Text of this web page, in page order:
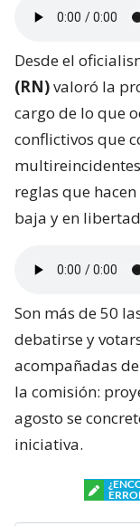
Desde el
(RN)valoró la
cargo de lo que
conflictivos que
reglas que
baja y en
Son más de 50
debatirse y
acompañadas
la comisión:
agosto se
iniciativa.